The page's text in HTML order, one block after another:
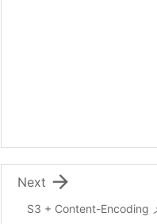
S3 + Content-Encoding

Next